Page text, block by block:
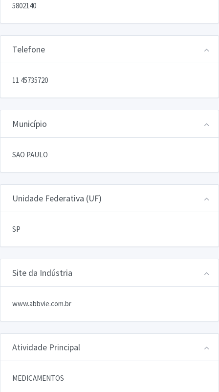
5802140
Telefone
11 45735720
Município
SAO PAULO
Unidade Federativa (UF)
SP
Site da Indústria
www.abbvie.com.br
Atividade Principal
MEDICAMENTOS